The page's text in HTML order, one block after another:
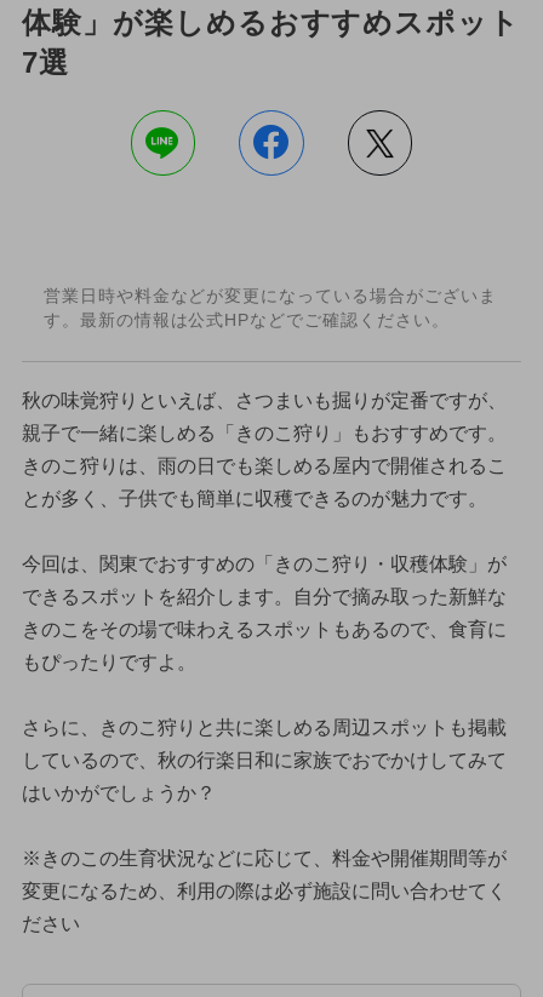
体験」が楽しめるおすすめスポット
7選
営業日時や料金などが変更になっている場合がございま
す。最新の情報は公式HPなどでご確認ください。
秋の味覚狩りといえば、さつまいも掘りが定番ですが、
親子で一緒に楽しめる「きのこ狩り」もおすすめです。
きのこ狩りは、雨の日でも楽しめる屋内で開催されるこ
とが多く、子供でも簡単に収穫できるのが魅力です。
今回は、関東でおすすめの「きのこ狩り・収穫体験」が
できるスポットを紹介します。自分で摘み取った新鮮な
きのこをその場で味わえるスポットもあるので、食育に
もぴったりですよ。
さらに、きのこ狩りと共に楽しめる周辺スポットも掲載
しているので、秋の行楽日和に家族でおでかけしてみて
はいかがでしょうか？
※きのこの生育状況などに応じて、料金や開催期間等が
変更になるため、利用の際は必ず施設に問い合わせてく
ださい